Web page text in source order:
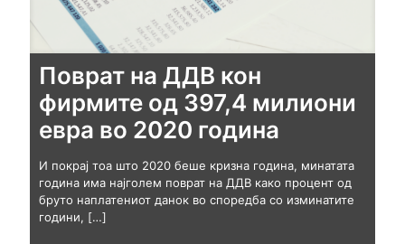
Поврат на ДДВ кон
фирмите од 397,4 милиони
евра во 2020 година
И покрај тоа што 2020 беше кризна година, минатата
година има најголем поврат на ДДВ како процент од
бруто наплатениот данок во споредба со изминатите
години, […]